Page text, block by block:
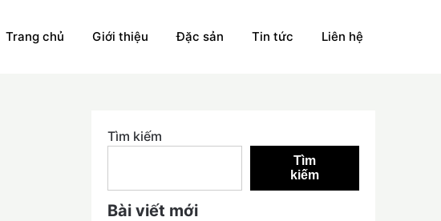
Trang chủ Giới thiệu Đặc sản Tin tức Liên hệ
Tìm kiếm
Tìm
kiếm
Bài viết mới